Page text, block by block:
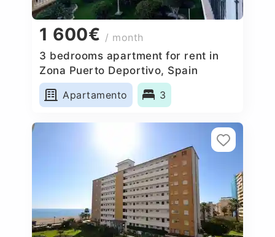
1 600€ / month
3 bedrooms apartment for rent in
Zona Puerto Deportivo, Spain
Apartamento
3